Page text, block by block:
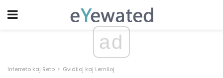
ad
Interreto kaj Reto Gvidiloj kaj Lerniloj